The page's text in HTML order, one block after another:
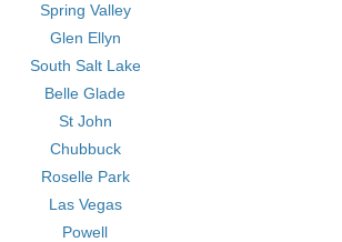
Spring Valley
Glen Ellyn
South Salt Lake
Belle Glade
St John
Chubbuck
Roselle Park
Las Vegas
Powell